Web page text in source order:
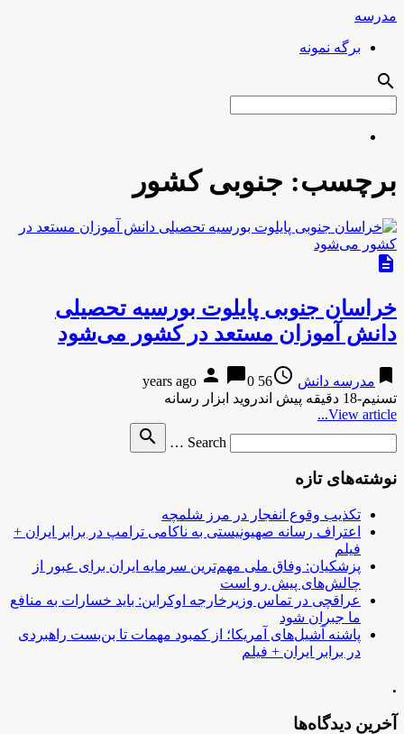
مدرسه
برگه نمونه
search
برچسب: جنوبی کشور
description
خراسان جنوبی پایلوت بورسیه تحصیلی
دانش آموزان مستعد در کشور می‌شود
bookmark مدرسه دانش access_time
56 years ago
person chat_bubble0
تسنیم-18 دقیقه پیش اندروید ابزار رسانه
View article...
Search …
search
نوشته‌های تازه
تکذیب وقوع انفجار در مرز شلمچه
اعتراف رسانه صهیونیستی به ناکامی ترامپ در برابر ایران +
فیلم
پزشکیان: وفاق ملی مهم‌ترین سرمایه ایران برای عبور از
چالش‌های پیش رو است
عراقچی در تماس وزیرخارجه اوکراین: باید خسارات به منافع
ما جبران شود
پاشنه آشیل‌های آمریکا؛ از کمبود مهمات تا بن‌بست راهبردی
در برابر ایران + فیلم
.
آخرین دیدگاه‌ها